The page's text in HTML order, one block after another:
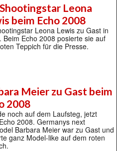
Leona
beim Echo 2008
Leona Lewis zu Gast in
Beim Echo 2008 posierte sie auf
Teppich für die Presse.
Meier zu Gast beim
2008
noch auf dem Laufsteg, jetzt
2008. Germanys next
Barbara Meier war zu Gast und
ganz Model-like auf dem roten